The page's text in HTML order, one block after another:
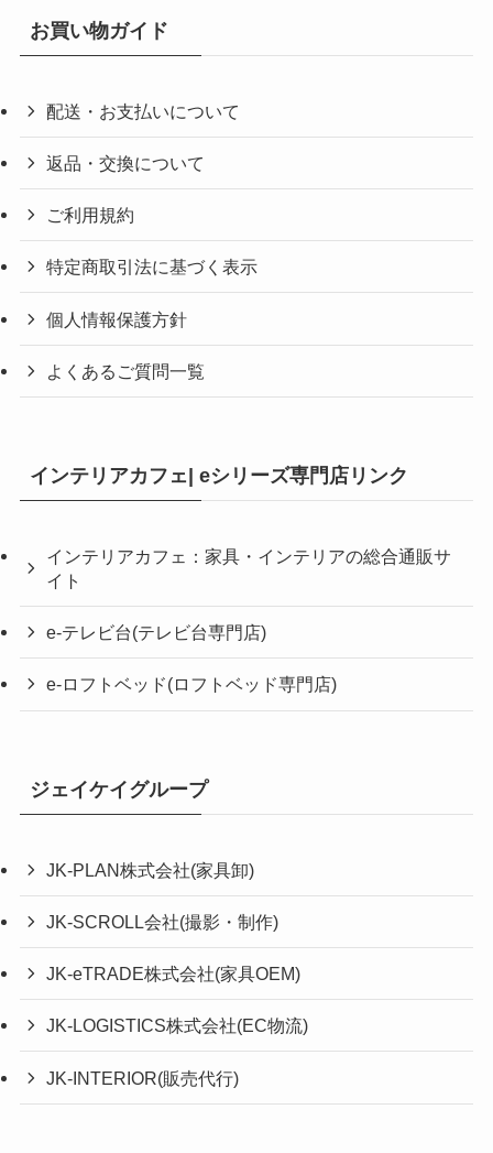
お買い物ガイド
配送・お支払いについて
返品・交換について
ご利用規約
特定商取引法に基づく表示
個人情報保護方針
よくあるご質問一覧
インテリアカフェ| eシリーズ専門店リンク
インテリアカフェ：家具・インテリアの総合通販サ
イト
e-テレビ台(テレビ台専門店)
e-ロフトベッド(ロフトベッド専門店)
ジェイケイグループ
JK-PLAN株式会社(家具卸)
JK-SCROLL会社(撮影・制作)
JK-eTRADE株式会社(家具OEM)
JK-LOGISTICS株式会社(EC物流)
JK-INTERIOR(販売代行)